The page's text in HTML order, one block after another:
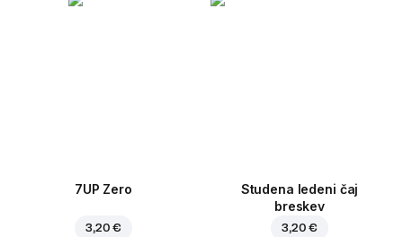
7UP Zero
3,20 €
Studena ledeni čaj
breskev
3,20 €